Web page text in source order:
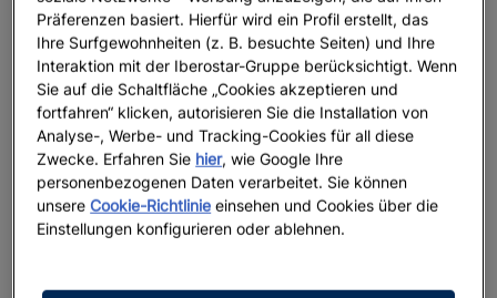
veröffentlicht, dass der Nutzer sie zur Kenntnis nehmen kann,
bevor er die Internetseite nutzt. Die fortgesetzte Nutzung der
Internetseite nach Änderung der allgemeinen Bedingungen
bedeutet die Annahme der entsprechenden geänderten
allgemeinen Bedingungen durch den Nutzer.
Pflichten des Nutzers
Der Nutzer erklärt durch die Nutzung der Internetseite, dass
er mindestens 18 Jahre alt ist. Minderjährige benötigen für die
Eltern, Erziehungsberechtigten oder gesetzlichen Vertreter,
Präferenzen basiert. Hierfür wird ein Profil erstellt, das
Ihre Surfgewohnheiten (z. B. besuchte Seiten) und Ihre
Interaktion mit der Iberostar-Gruppe berücksichtigt. Wenn
Sie auf die Schaltfläche „Cookies akzeptieren und
fortfahren“ klicken, autorisieren Sie die Installation von
Analyse-, Werbe- und Tracking-Cookies für all diese
Zwecke. Erfahren Sie hier, wie Google Ihre
personenbezogenen Daten verarbeitet. Sie können
unsereCookie-Richtlinie einsehen und Cookies über die
Einstellungen konfigurieren oder ablehnen.